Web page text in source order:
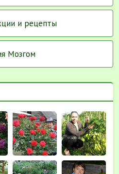
и рецепты
Мозгом